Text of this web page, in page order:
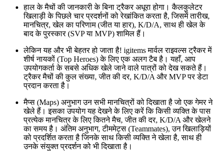
हाल के मैचों की जानकारी के बिना ट्रैकर अधूरा होगा। कैलकुलेटर
खिलाड़ी के पिछले चार प्रदर्शनों को रेखांकित करता है, जिसमें तारीख,
मानचित्र, खेल का परिणाम (जीत या हार), K/D/A, साथ ही खेल के
बाद के पुरस्कार (SVP या MVP) शामिल हैं।
लेकिन यह और भी बेहतर हो जाता है! igitems मार्वल राइवल्स ट्रैकर में
शीर्ष नायकों (Top Heroes) के लिए एक अलग टैब है। यहाँ, आप
उपयोगकर्ता के सबसे अधिक खेले जाने वाले पात्रों को देख सकते हैं।
ट्रैकर मैचों की कुल संख्या, जीत की दर, K/D/A और MVP पर डेटा
प्रदान करता है।
मैप्स (Maps) अनुभाग उन सभी मानचित्रों को दिखाता है जो एक गेमर ने
खेले हैं। इसका उपयोग यह देखने के लिए करें कि किसी व्यक्ति के पास
प्रत्येक मानचित्र के लिए कितने मैच, जीत की दर, K/D/A और खेलने
का समय है। अंतिम अनुभाग, टीममेट्स (Teammates), उन खिलाड़ियों
को प्रदर्शित करता है जिनके साथ किसी व्यक्ति ने खेला है, साथ ही
उनके संयुक्त प्रदर्शन को भी दिखाता है।